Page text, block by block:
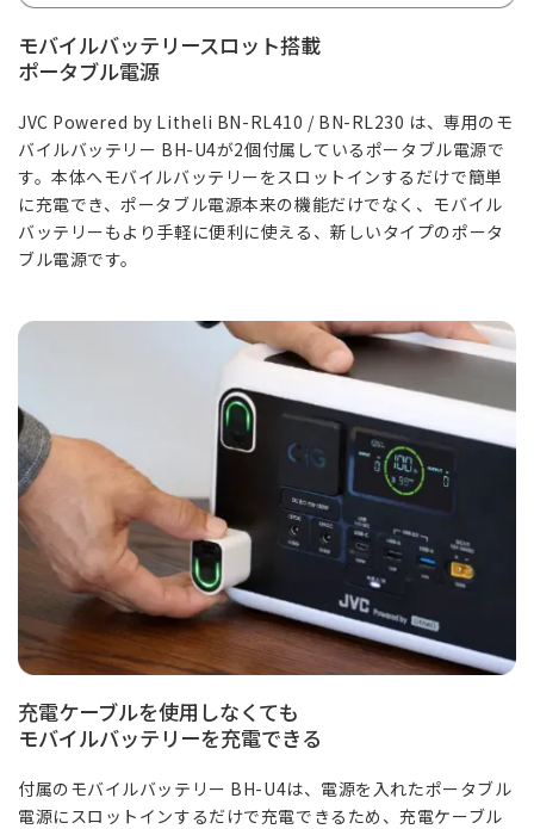
モバイルバッテリースロット搭載
ポータブル電源
JVC Powered by Litheli BN-RL410 / BN-RL230 は、専用のモ
バイルバッテリー BH-U4が2個付属しているポータブル電源で
す。本体へモバイルバッテリーをスロットインするだけで簡単
に充電でき、ポータブル電源本来の機能だけでなく、モバイル
バッテリーもより手軽に便利に使える、新しいタイプのポータ
ブル電源です。
充電ケーブルを使用しなくても
モバイルバッテリーを充電できる
付属のモバイルバッテリー BH-U4は、電源を入れたポータブル
電源にスロットインするだけで充電できるため、充電ケーブル